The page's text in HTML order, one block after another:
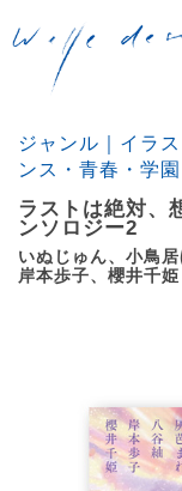
ジャンル｜イラ
ンス・青春・学
ラストは絶対、
ンソロジー2
いぬじゅん、小鳥
岸本歩子、櫻井千